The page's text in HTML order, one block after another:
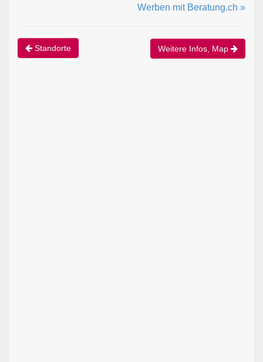
Werben mit Beratung.ch »
Standorte Weitere Infos, Map